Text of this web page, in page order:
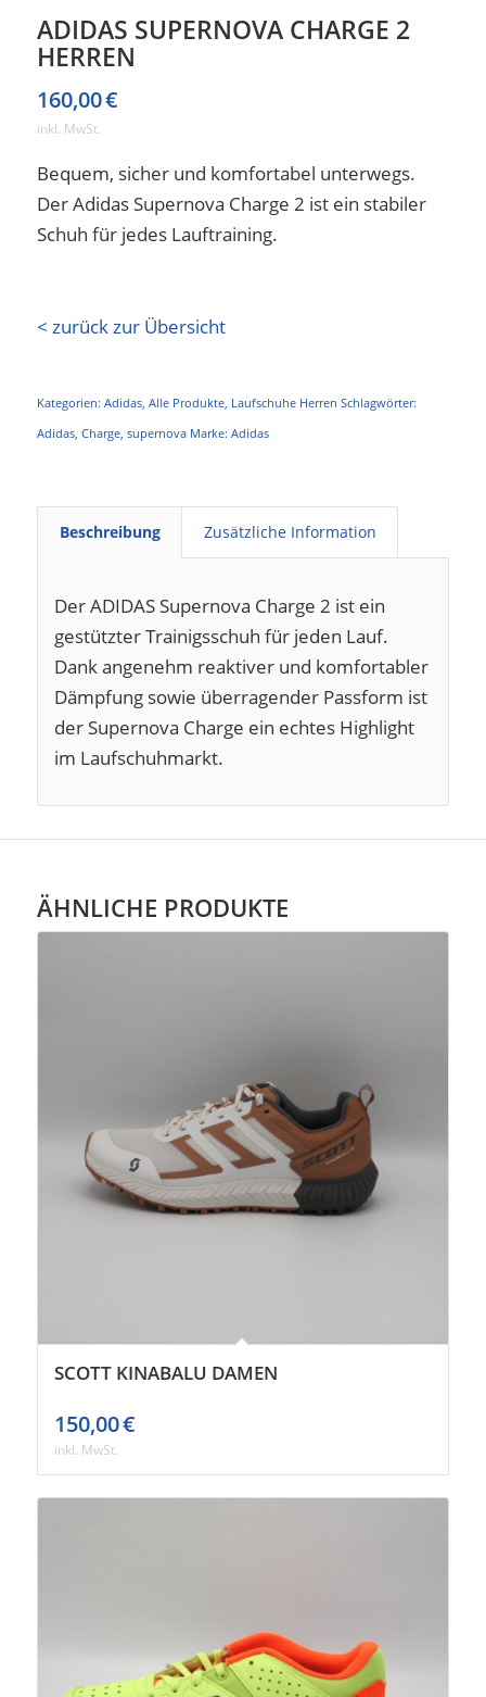
ADIDAS SUPERNOVA CHARGE 2
HERREN
160,00€
inkl. MwSt.
Bequem, sicher und komfortabel unterwegs.
Der Adidas Supernova Charge 2 ist ein stabiler
Schuh für jedes Lauftraining.
< zurück zur Übersicht
Kategorien: Adidas, Alle Produkte, Laufschuhe Herren Schlagwörter:
Adidas, Charge, supernova Marke: Adidas
Beschreibung Zusätzliche Information
Der ADIDAS Supernova Charge 2 ist ein
gestützter Trainigsschuh für jeden Lauf.
Dank angenehm reaktiver und komfortabler
Dämpfung sowie überragender Passform ist
der Supernova Charge ein echtes Highlight
im Laufschuhmarkt.
ÄHNLICHE PRODUKTE
SCOTT KINABALU DAMEN
150,00€
inkl. MwSt.